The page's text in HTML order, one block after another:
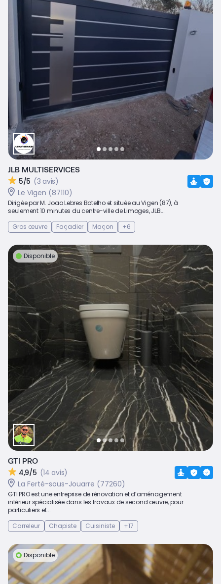
JLB MULTISERVICES
5/5 (3 avis)
Le Vigen (87110)
Dirigée par M. Joao Lebres Botelho et située au Vigen (87), à
seulement 10 minutes du centre-ville de Limoges, JLB...
Gros œuvre
Façadier Maçon +6
Disponible
GTI PRO
4,9/5 (14 avis)
La Ferté-sous-Jouarre (77260)
GTI PRO est une entreprise de rénovation et d’aménagement
intérieur spécialisée dans les travaux de second œuvre, pour
particuliers et...
Carreleur
Chapiste Cuisiniste +17
Disponible